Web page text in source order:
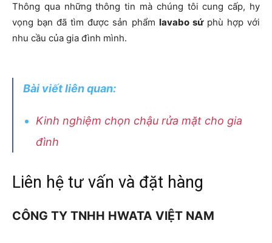
Thông qua những thông tin mà chúng tôi cung cấp, hy
vọng bạn đã tìm được sản phẩm lavabo sứ phù hợp với
nhu cầu của gia đình mình.
Bài viết liên quan:
Kinh nghiệm chọn chậu rửa mặt cho gia
đình
Liên hệ tư vấn và đặt hàng
CÔNG TY TNHH HWATA VIỆT NAM